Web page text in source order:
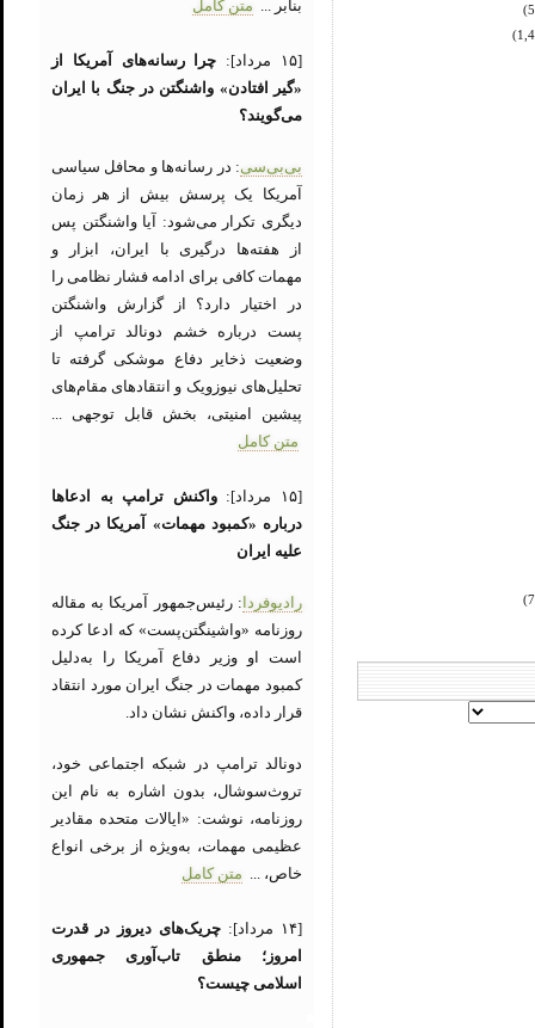
بنابر ... متن کامل
[۱۵ مرداد]:
چرا رسانه‌های آمریکا از
«گیر افتادن» واشنگتن در جنگ با ایران
می‌گویند؟
بی‌بی‌سی: در رسانه‌ها و محافل سیاسی
آمریکا یک پرسش بیش از هر زمان
دیگری تکرار می‌شود: آیا واشنگتن پس
از هفته‌ها درگیری با ایران، ابزار و
مهمات کافی برای ادامه فشار نظامی را
در اختیار دارد؟ از گزارش واشنگتن
پست درباره خشم دونالد ترامپ از
وضعیت ذخایر دفاع موشکی گرفته تا
تحلیل‌های نیوزویک و انتقادهای مقام‌های
پیشین امنیتی، بخش قابل توجهی ...
متن کامل
[۱۵ مرداد]:
واکنش ترامپ به ادعاها
درباره «کمبود مهمات» آمریکا در جنگ
علیه ایران
رادیوفردا : رئیس‌جمهور آمریکا به مقاله
روزنامه «واشینگتن‌پست» که ادعا کرده
است او وزیر دفاع آمریکا را به‌دلیل
کمبود مهمات در جنگ ایران مورد انتقاد
قرار داده، واکنش نشان داد.
دونالد ترامپ در شبکه اجتماعی خود،
تروث‌سوشال، بدون اشاره به نام این
روزنامه، نوشت: «ایالات متحده مقادیر
عظیمی مهمات، به‌ویژه از برخی انواع
خاص، ... متن کامل
[۱۴ مرداد]:
چریک‌های دیروز در قدرت
امروز؛ منطق تاب‌آوری جمهوری
اسلامی چیست؟